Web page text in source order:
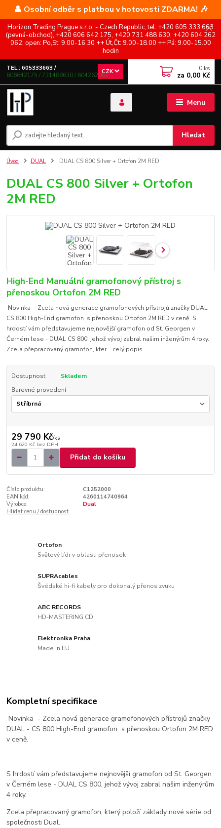
👤 Osobní odběr s platbou v hotovosti ZDARMA! 🎶
Horizon Trading Prague s.r.o. - Czech Republic, tel: +420 605 333 663
(pevná-obchod), +420 606 642 175, +420 731 488 630, +420 604 262
062, open: Po,St: 9.00-16.30 ++ Út,Čt: 9.00-18.00 ++ Pá: 9.00-15.00
hodin
Menu
CZK
Hledat
TEL.: 605333663 /
606642175 / 731488630 / 604262062
0 ks
za 0,00 Kč
Úvod DUAL DUAL CS 800 Silver + Ortofon 2M RED
DUAL CS 800 Silver + Ortofon
2M RED
High-End Manuální gramofonový přístroj s
přenoskou Ortofon 2M RED
Novinka - Zcela nová generace gramofonových přístrojů značky DUAL -
CS 800 High-End gramofon s přenoskou Ortofon 2M RED v ceně. S
hrdostí vám představujeme nejnovější gramofon od St. Georgen v
Černém lese - DUAL CS 800, jehož vývoj zabral našim inženýrům 4 roky.
Zcela přepracovaný gramofon, kter... celý popis
Dostupnost
Skladem
Barevné provedení
29 790 Kč/ks
24 620 Kč bez DPH
Přidat do košíku
Číslo produktu:
C1252000
EAN kód:
4260114740964
Výrobce:
Dual
Hlídat cenu / dostupnost
Ortofon
Světový lídr v oblasti přenosek
SUPRAcables
Švédské hi-fi kabely pro dokonalý přenos zvuku
ABC RECORDS
HD-MASTERING CD
Elektronika Praha
Made in EU
Kompletní specifikace
Novinka - Zcela nová generace gramofonových přístrojů značky
DUAL - CS 800 High-End gramofon s přenoskou Ortofon 2M RED
v ceně.
S hrdostí vám představujeme nejnovější gramofon od St. Georgen
v Černém lese - DUAL CS 800, jehož vývoj zabral našim inženýrům
4 roky.
Zcela přepracovaný gramofon, který položí základy nové série od
společnosti Dual.